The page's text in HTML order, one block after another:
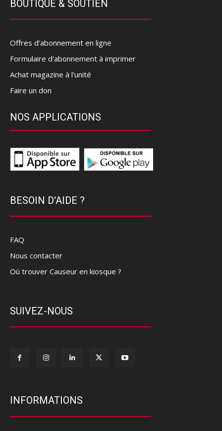
BOUTIQUE & SOUTIEN
Offres d’abonnement en ligne
Formulaire d'abonnement à imprimer
Achat magazine à l'unité
Faire un don
NOS APPLICATIONS
BESOIN D'AIDE ?
FAQ
Nous contacter
Où trouver Causeur en kiosque ?
SUIVEZ-NOUS
INFORMATIONS